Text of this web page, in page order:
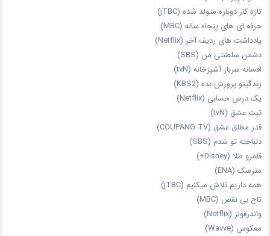
تازه‌ کار دوباره‌ متولد شده (jTBC)
حرفه‌ ای‌ های پنجاه‌ ساله (MBC)
یادداشت‌ های ردیف آخر (Netflix)
دشمن سلطنتی من (SBS)
افسانه سرباز آشپزخانه (tvN)
زندگیتو پرورش بده (KBS2)
یک درس حسابی (Netflix)
ثبت عشق (tvN)
قدر مطلق عشق (COUPANG TV)
دلباخته تو شدم (SBS)
قلمرو طلا (Disney+)
مترسک (ENA)
همه داریم تلاش میکنیم (jTBC)
تاج بی‌ نقص (MBC)
واندرفولز (Netflix)
معکوس (Wavve)